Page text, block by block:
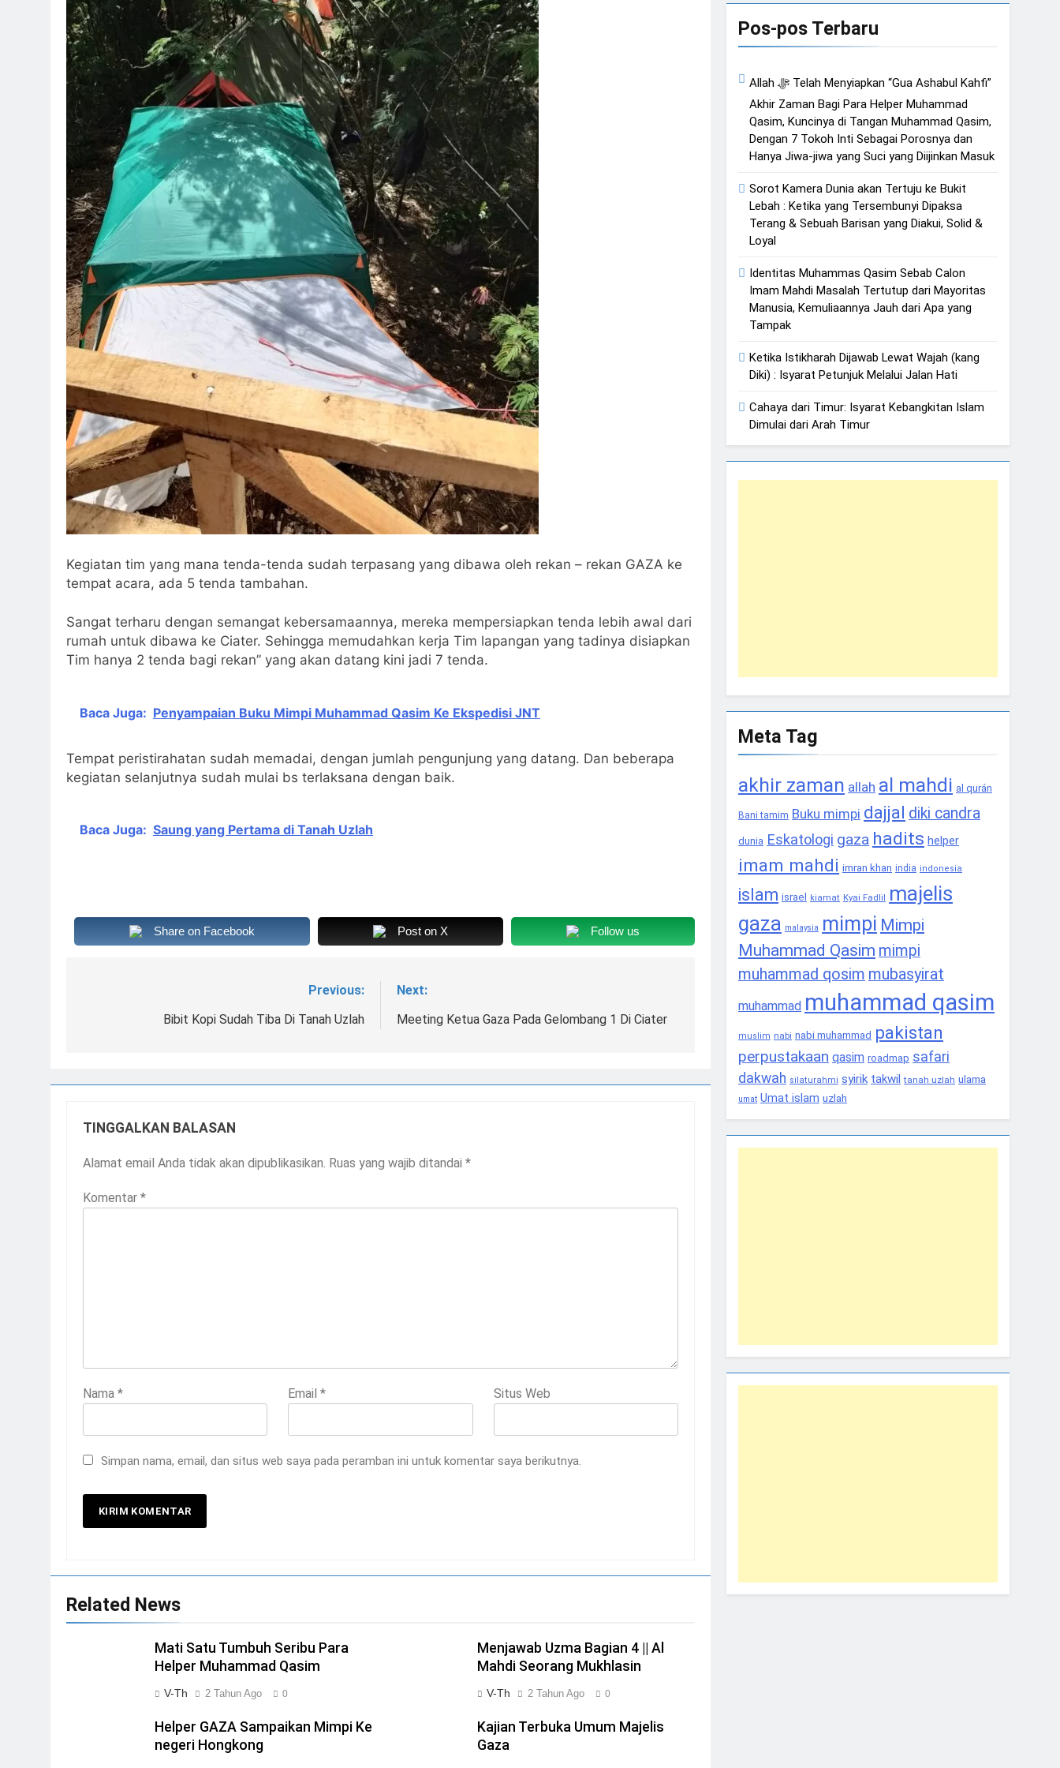
4 Hari Ago
Ujian Pangan : Isyarat untuk Percepatan Lumbung Pangan di Tanah Uzlah
4 Hari Ago
Isyarat Bahwa Al- Mahdi Membutuhkan Estafet Perjuangan dari Para Pembantunya
4 Hari Ago
Kegiatan tim yang mana tenda-tenda sudah terpasang yang dibawa oleh rekan – rekan GAZA ke
tempat acara, ada 5 tenda tambahan.
Sangat terharu dengan semangat kebersamaannya, mereka mempersiapkan tenda lebih awal dari
rumah untuk dibawa ke Ciater. Sehingga memudahkan kerja Tim lapangan yang tadinya disiapkan
Tim hanya 2 tenda bagi rekan” yang akan datang kini jadi 7 tenda.
Baca Juga: Penyampaian Buku Mimpi Muhammad Qasim Ke Ekspedisi JNT
Tempat peristirahatan sudah memadai, dengan jumlah pengunjung yang datang. Dan beberapa
kegiatan selanjutnya sudah mulai bs terlaksana dengan baik.
Baca Juga: Saung yang Pertama di Tanah Uzlah
Share on Facebook Post on X Follow us
Previous:
Bibit Kopi Sudah Tiba Di Tanah Uzlah
Next:
Meeting Ketua Gaza Pada Gelombang 1 Di Ciater
TINGGALKAN BALASAN
Alamat email Anda tidak akan dipublikasikan. Ruas yang wajib ditandai *
Komentar *
Nama * Email* Situs Web
Simpan nama, email, dan situs web saya pada peramban ini untuk komentar saya berikutnya.
Related News
Mati Satu Tumbuh Seribu Para
Helper Muhammad Qasim
V-Th 2 Tahun Ago 0
Menjawab Uzma Bagian 4 || Al
Mahdi Seorang Mukhlasin
V-Th 2 Tahun Ago 0
Helper GAZA Sampaikan Mimpi Ke
negeri Hongkong
Kajian Terbuka Umum Majelis
Gaza
Pos-pos Terbaru
Allah ﷻ Telah Menyiapkan “Gua Ashabul Kahfi”
Akhir Zaman Bagi Para Helper Muhammad
Qasim, Kuncinya di Tangan Muhammad Qasim,
Dengan 7 Tokoh Inti Sebagai Porosnya dan
Hanya Jiwa-jiwa yang Suci yang Diijinkan Masuk
Sorot Kamera Dunia akan Tertuju ke Bukit
Lebah : Ketika yang Tersembunyi Dipaksa
Terang & Sebuah Barisan yang Diakui, Solid &
Loyal
Identitas Muhammas Qasim Sebab Calon
Imam Mahdi Masalah Tertutup dari Mayoritas
Manusia, Kemuliaannya Jauh dari Apa yang
Tampak
Ketika Istikharah Dijawab Lewat Wajah (kang
Diki) : Isyarat Petunjuk Melalui Jalan Hati
Cahaya dari Timur: Isyarat Kebangkitan Islam
Dimulai dari Arah Timur
Meta Tag
akhir zaman allah al mahdi al qurán
Bani tamim Buku mimpi dajjal diki candra
dunia Eskatologi gaza hadits helper
imam mahdi imran khan india indonesia
islam israel kiamat Kyai Fadlil majelis
gaza malaysia mimpi Mimpi
Muhammad Qasim mimpi
muhammad qosim mubasyirat
muhammad muhammad qasim
muslim nabi nabi muhammad pakistan
perpustakaan qasim roadmap safari
dakwah silaturahmi syirik takwil tanah uzlah ulama
umat Umat islam uzlah